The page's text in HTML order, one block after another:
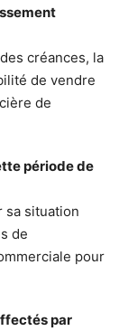
créances, la
de vendre
de
période de
sa situation
de
pour
par